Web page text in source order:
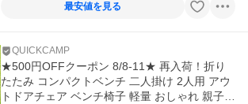
最安値を見る
QUICKCAMP
★500円OFFクーポン 8/8-11★ 再入荷！折り
たたみ コンパクトベンチ 二人掛け 2人用 アウ
トドアチェア ベンチ椅子 軽量 おしゃれ 親子チ